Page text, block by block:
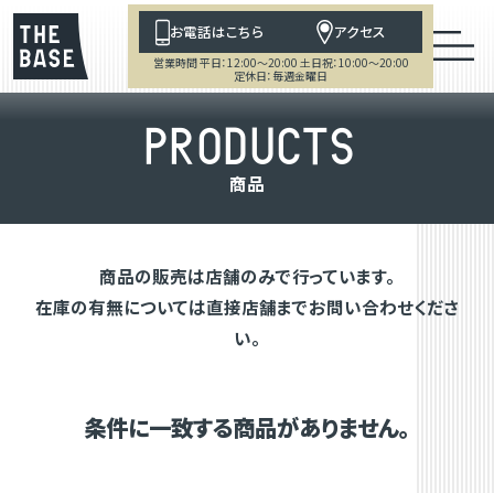
お電話はこちら アクセス
営業時間 平日：12:00～20:00 土日祝：10:00～20:00
定休日：毎週金曜日
PRODUCTS
商品
商品の販売は店舗のみで行っています。
在庫の有無については直接店舗までお問い合わせくださ
い。
条件に一致する商品がありません。